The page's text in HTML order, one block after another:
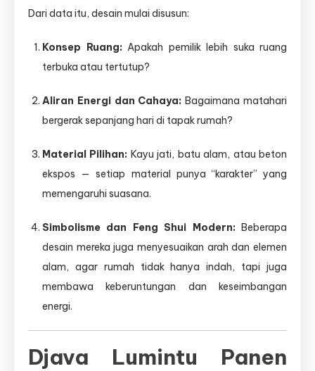
Dari data itu, desain mulai disusun:
Konsep Ruang: Apakah pemilik lebih suka ruang
terbuka atau tertutup?
Aliran Energi dan Cahaya: Bagaimana matahari
bergerak sepanjang hari di tapak rumah?
Material Pilihan: Kayu jati, batu alam, atau beton
ekspos — setiap material punya “karakter” yang
memengaruhi suasana.
Simbolisme dan Feng Shui Modern: Beberapa
desain mereka juga menyesuaikan arah dan elemen
alam, agar rumah tidak hanya indah, tapi juga
membawa keberuntungan dan keseimbangan
energi.
Djava Lumintu Panen